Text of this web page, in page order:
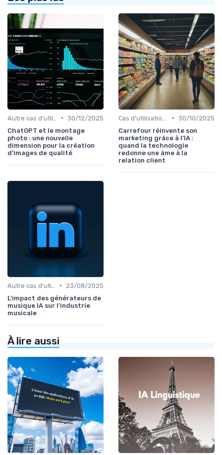
• 30/12/2025
ChatGPT et le montage
photo : une nouvelle
dimension pour la création
d’images de qualité
• 30/10/2025
Carrefour réinvente son
marketing grâce à l’IA :
quand la technologie
redonne une âme à la
relation client
•
23/08/2025
L'impact des générateurs de
musique IA sur l'industrie
musicale
À lire aussi